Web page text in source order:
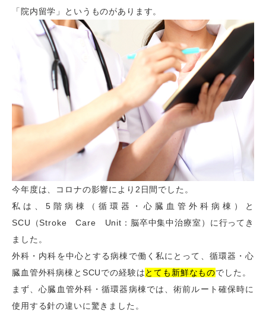
「院内留学」というものがあります。
今年度は、コロナの影響により2日間でした。
私は、5階病棟（循環器・心臓血管外科病棟）と
SCU（Stroke Care Unit：脳卒中集中治療室）に行ってき
ました。
外科・内科を中心とする病棟で働く私にとって、循環器・心
臓血管外科病棟とSCUでの経験はとても新鮮なものでした。
まず、心臓血管外科・循環器病棟では、術前ルート確保時に
使用する針の違いに驚きました。